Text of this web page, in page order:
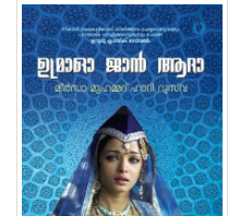
5
4
3
2
1